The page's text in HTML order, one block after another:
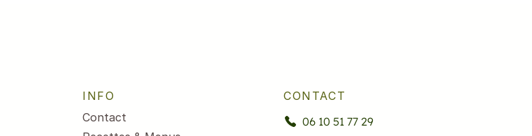
INFO
Contact
CONTACT
06 10 51 77 29